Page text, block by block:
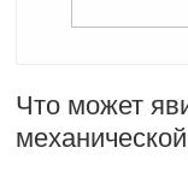
Что может